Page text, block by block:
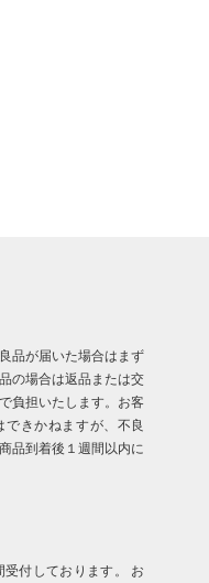
品が届いた場合はまず
の場合は返品または交
負担いたします。お客
きかねますが、不良
品到着後１週間以内に
付しております。 お